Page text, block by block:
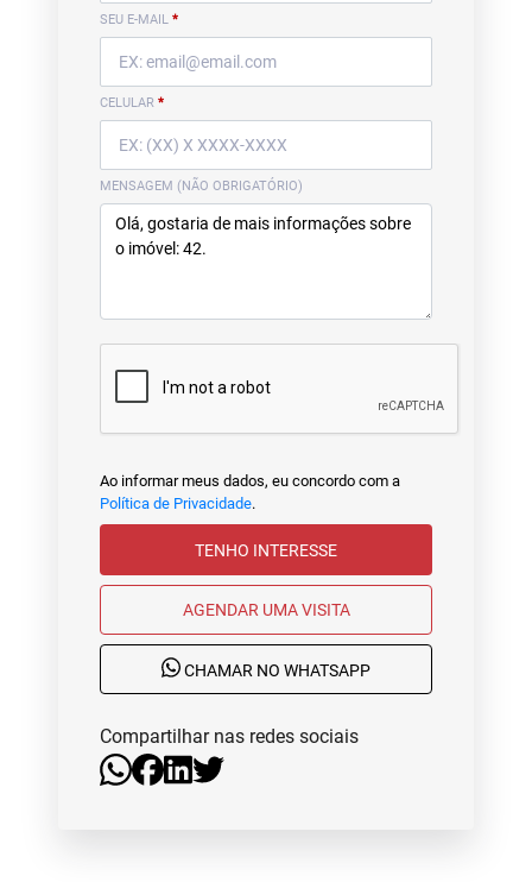
SEU E-MAIL *
CELULAR *
MENSAGEM (NÃO OBRIGATÓRIO)
Ao informar meus dados, eu concordo com a
Política de Privacidade.
TENHO INTERESSE
AGENDAR UMA VISITA
CHAMAR NO WHATSAPP
Compartilhar nas redes sociais